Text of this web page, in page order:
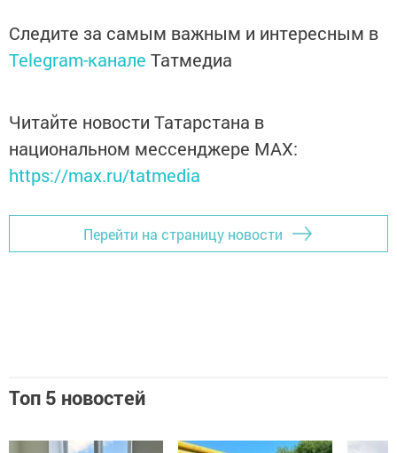
Следите за самым важным и интересным в
Telegram-канале Татмедиа
Читайте новости Татарстана в
национальном мессенджере MАХ:
https://max.ru/tatmedia
Перейти на страницу новости
Топ 5 новостей